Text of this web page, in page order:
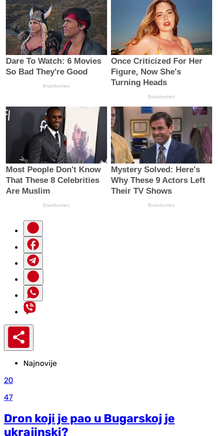
Najnovije
20
47
Dron koji je pao u Bugarskoj je
ukrajinski?